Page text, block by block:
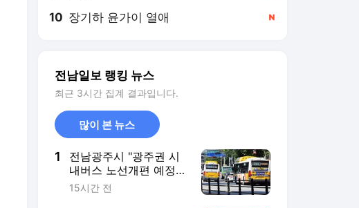
10 장기하 윤가이 열애
전남일보 랭킹 뉴스
최근 3시간 집계 결과입니다.
많이 본 뉴스
1
전남광주시 "광주권 시
내버스 노선개편 예정대
로 추진"
15시간 전